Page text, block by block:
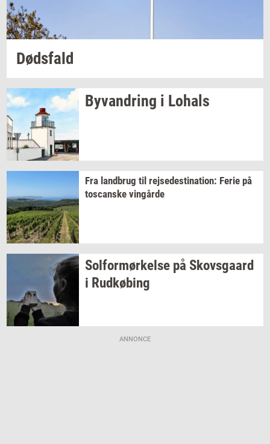
Døds­fald
Byvan­dring i Lo­hals
Fra land­brug til rej­se­desti­na­tion: Ferie på
toscan­ske vin­går­de
Sol­for­mør­kel­se på Sko­vs­gaard
i Rud­kø­bing
ANNONCE